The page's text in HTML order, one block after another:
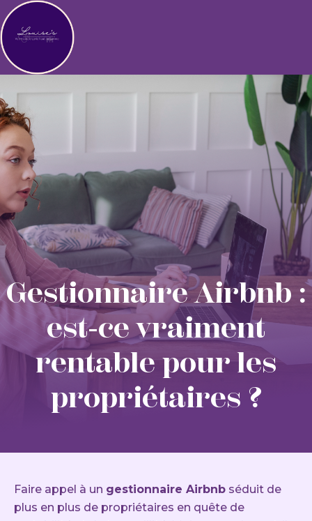
Gestionnaire Airbnb :
est-ce vraiment
rentable pour les
propriétaires ?
Faire appel à un gestionnaire Airbnb séduit de
plus en plus de propriétaires en quête de